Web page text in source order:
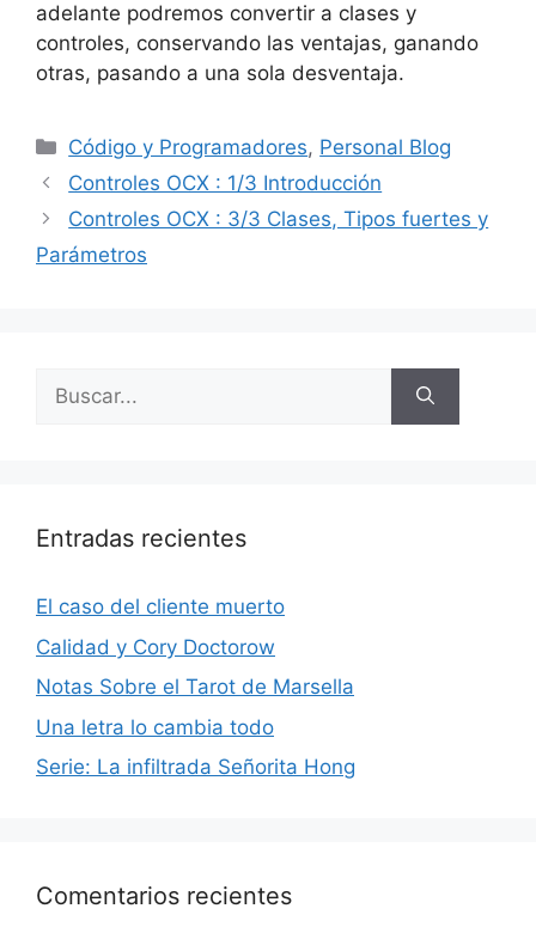
adelante podremos convertir a clases y
controles, conservando las ventajas, ganando
otras, pasando a una sola desventaja.
Categorías
Código y Programadores, Personal Blog
Controles OCX : 1/3 Introducción
Controles OCX : 3/3 Clases, Tipos fuertes y
Parámetros
Buscar:
Entradas recientes
El caso del cliente muerto
Calidad y Cory Doctorow
Notas Sobre el Tarot de Marsella
Una letra lo cambia todo
Serie: La infiltrada Señorita Hong
Comentarios recientes